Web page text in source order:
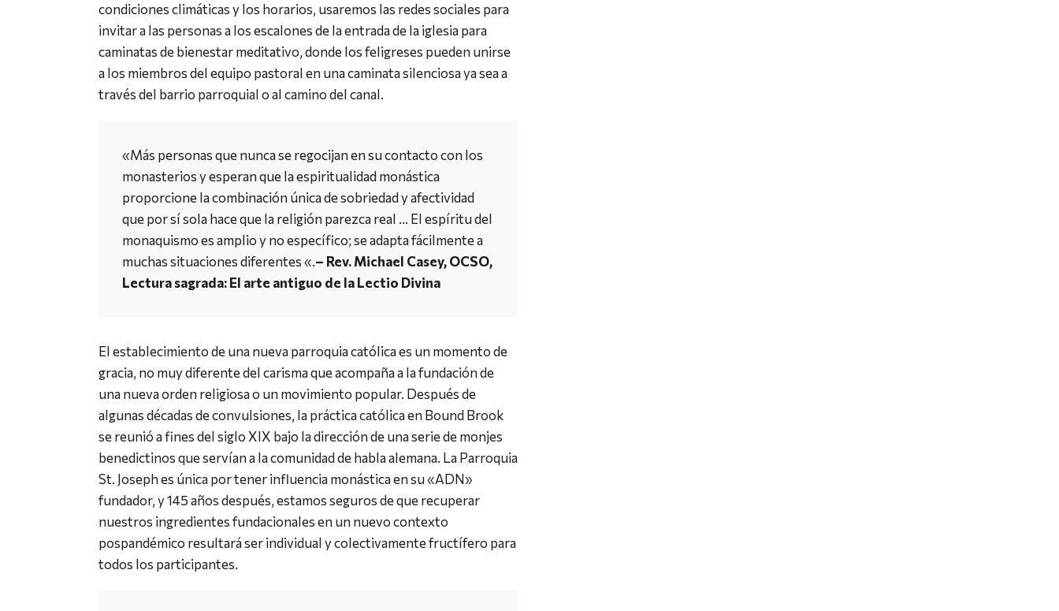
condiciones climáticas y los horarios, usaremos las redes sociales para
invitar a las personas a los escalones de la entrada de la iglesia para
caminatas de bienestar meditativo, donde los feligreses pueden unirse
a los miembros del equipo pastoral en una caminata silenciosa ya sea a
través del barrio parroquial o al camino del canal.
«Más personas que nunca se regocijan en su contacto con los
monasterios y esperan que la espiritualidad monástica
proporcione la combinación única de sobriedad y afectividad
que por sí sola hace que la religión parezca real … El espíritu del
monaquismo es amplio y no específico; se adapta fácilmente a
muchas situaciones diferentes «.– Rev. Michael Casey, OCSO,
Lectura sagrada: El arte antiguo de la Lectio Divina
El establecimiento de una nueva parroquia católica es un momento de
gracia, no muy diferente del carisma que acompaña a la fundación de
una nueva orden religiosa o un movimiento popular. Después de
algunas décadas de convulsiones, la práctica católica en Bound Brook
se reunió a fines del siglo XIX bajo la dirección de una serie de monjes
benedictinos que servían a la comunidad de habla alemana. La Parroquia
St. Joseph es única por tener influencia monástica en su «ADN»
fundador, y 145 años después, estamos seguros de que recuperar
nuestros ingredientes fundacionales en un nuevo contexto
pospandémico resultará ser individual y colectivamente fructífero para
todos los participantes.